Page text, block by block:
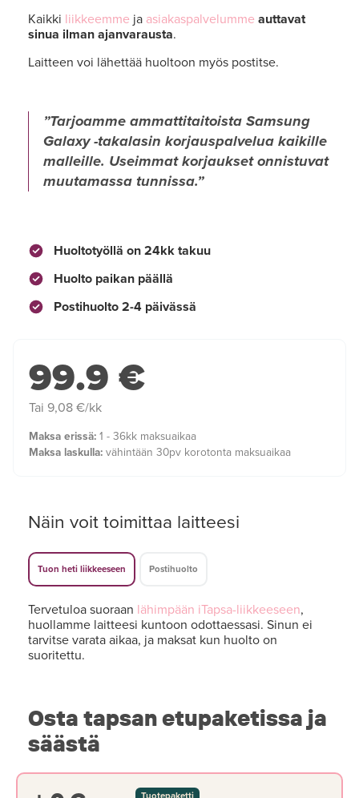
Kaikki liikkeemme ja asiakaspalvelumme auttavat
sinua ilman ajanvarausta.
Laitteen voi lähettää huoltoon myös postitse.
Tarjoamme ammattitaitoista Samsung
Galaxy -takalasin korjauspalvelua kaikille
malleille. Useimmat korjaukset onnistuvat
muutamassa tunnissa.
Huoltotyöllä on 24kk takuu
Huolto paikan päällä
Postihuolto 2-4 päivässä
99.9 €
Tai 9,08 €/kk
Maksa erissä: 1 - 36kk maksuaikaa
Maksa laskulla: vähintään 30pv korotonta maksuaikaa
Näin voit toimittaa laitteesi
Tuon heti liikkeeseen Postihuolto
Tervetuloa suoraan lähimpään iTapsa-liikkeeseen,
huollamme laitteesi kuntoon odottaessasi. Sinun ei
tarvitse varata aikaa, ja maksat kun huolto on
suoritettu.
Osta tapsan etupaketissa ja
säästä